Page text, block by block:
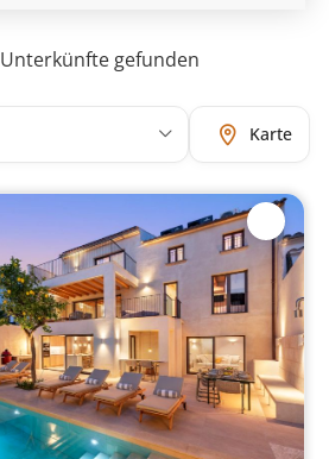
Unterkünfte gefunden
Karte